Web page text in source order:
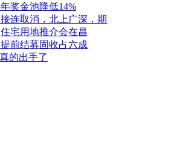
奖金池降低14%
连取消，北上广深，期
宅用地推介会在昌
前结募固收占六成
的出手了